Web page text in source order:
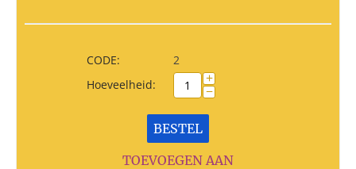
CODE:
2
Hoeveelheid:
+
−
BESTEL
TOEVOEGEN AAN